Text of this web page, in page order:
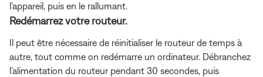
l'appareil, puis en le rallumant.
Redémarrez votre routeur.
Il peut être nécessaire de réinitialiser le routeur de temps à
autre, tout comme on redémarre un ordinateur. Débranchez
l’alimentation du routeur pendant 30 secondes, puis